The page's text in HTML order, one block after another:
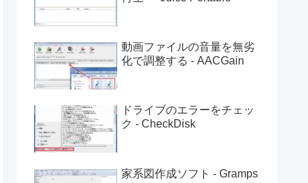
動画ファイルの音量を無劣
化で調整する - AACGain
ドライブのエラーをチェッ
ク - CheckDisk
家系図作成ソフト - Gramps